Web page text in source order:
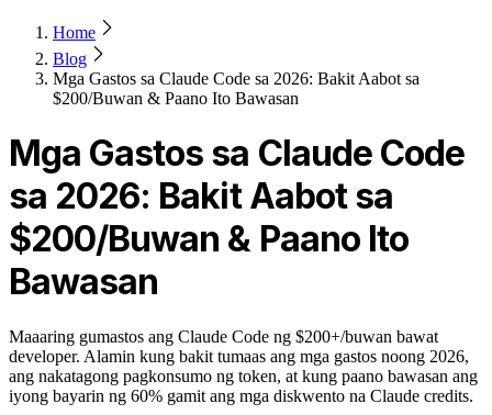
Home
Blog
Mga Gastos sa Claude Code sa 2026: Bakit Aabot sa
$200/Buwan & Paano Ito Bawasan
Mga Gastos sa Claude Code
sa 2026: Bakit Aabot sa
$200/Buwan & Paano Ito
Bawasan
Maaaring gumastos ang Claude Code ng $200+/buwan bawat
developer. Alamin kung bakit tumaas ang mga gastos noong 2026,
ang nakatagong pagkonsumo ng token, at kung paano bawasan ang
iyong bayarin ng 60% gamit ang mga diskwento na Claude credits.